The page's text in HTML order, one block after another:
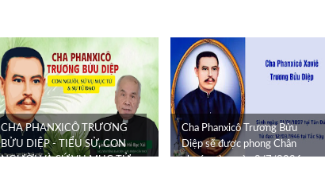
CHA PHANXICÔ TRƯƠNG
BỬU DIỆP - TIỂU SỬ, CON
NGƯỜI VÀ SỨ VỤ MỤC TỬ
Cha Phanxicô Trương Bửu
Diệp sẽ được phong Chân
phước vào ngày 2/7/2026